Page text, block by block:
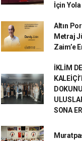
İçin Yola
Altın
Metraj
Zaim’e
İKLİM
SONA